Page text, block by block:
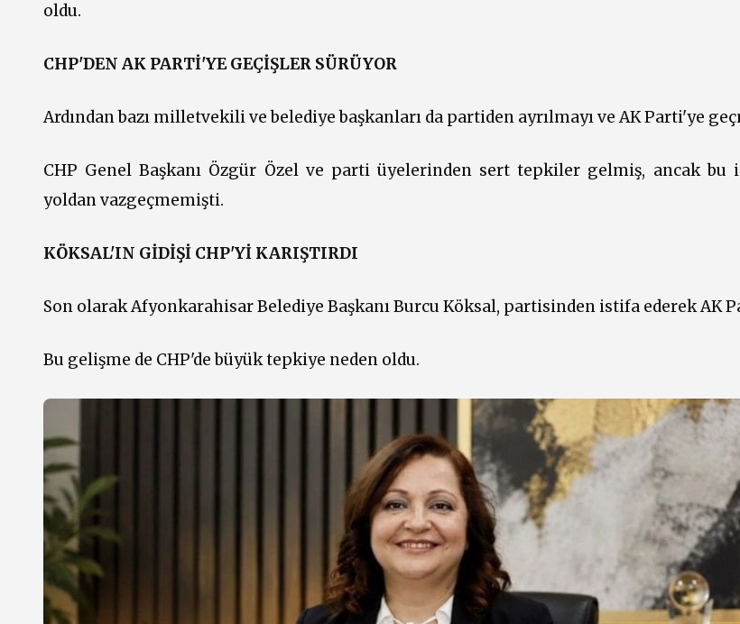
oldu.
CHP'DEN AK PARTİ'YE GEÇİŞLER SÜRÜYOR
Ardından bazı milletvekili ve belediye başkanları da partiden ayrılmayı ve AK Parti'ye
CHP Genel Başkanı Özgür Özel ve parti üyelerinden sert tepkiler gelmiş, ancak
yoldan vazgeçmemişti.
KÖKSAL'IN GİDİŞİ CHP'Yİ KARIŞTIRDI
Son olarak Afyonkarahisar Belediye Başkanı Burcu Köksal, partisinden istifa ederek AK
Bu gelişme de CHP'de büyük tepkiye neden oldu.